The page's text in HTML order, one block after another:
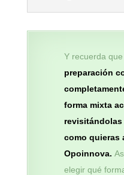
Y recuerda que
preparación
forma mixta
como quieras
Opoinnova.
elegir qué